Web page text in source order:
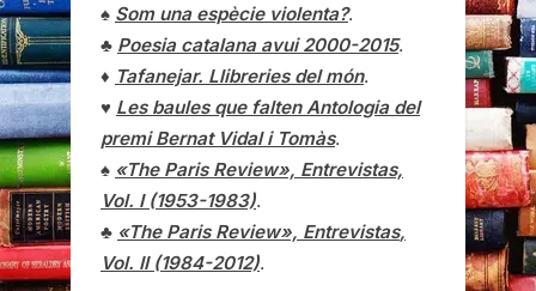
♠ Som una espècie violenta?.
♣ Poesia catalana avui 2000-2015.
♦ Tafanejar. Llibreries del món.
♥ Les baules que falten Antologia del
premi Bernat Vidal i Tomàs.
♠ «The Paris Review», Entrevistas,
Vol. I (1953-1983).
♣ «The Paris Review», Entrevistas,
Vol. II (1984-2012).